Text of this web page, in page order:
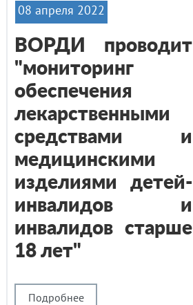
Подробнее
ВОРДИ проводит
"мониторинг
обеспечения
лекарственными
средствами и
медицинскими
изделиями детей-
инвалидов и
инвалидов старше
18 лет"
08 апреля 2022